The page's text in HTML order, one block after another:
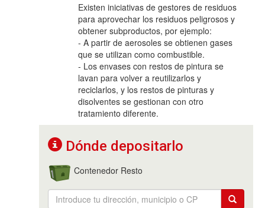
Existen iniciativas de gestores de residuos
para aprovechar los residuos peligrosos y
obtener subproductos, por ejemplo:
- A partir de aerosoles se obtienen gases
que se utilizan como combustible.
- Los envases con restos de pintura se
lavan para volver a reutilizarlos y
reciclarlos, y los restos de pinturas y
disolventes se gestionan con otro
tratamiento diferente.
Dónde depositarlo
Contenedor Resto